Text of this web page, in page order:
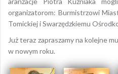
organizatorom: Burmistrzowi
Tomickiej i Swarzędzkiemu
Już teraz zapraszamy na kolejne
w nowym roku.